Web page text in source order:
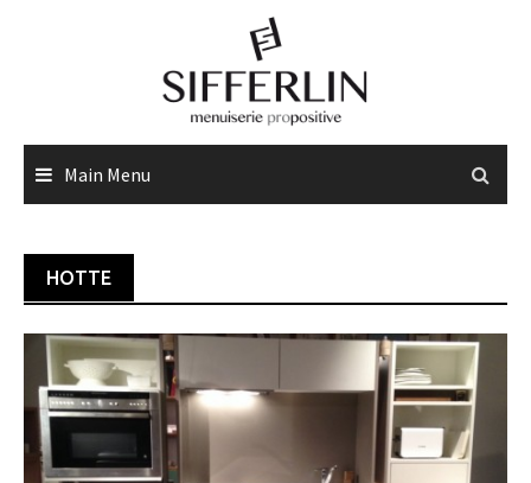
Main Menu
HOTTE